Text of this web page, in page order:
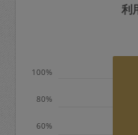
定期契約
期は月2回
ンセル料
利
60%
80%
100%